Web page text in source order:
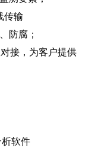
传输
防腐；
接，为客户提供
析软件